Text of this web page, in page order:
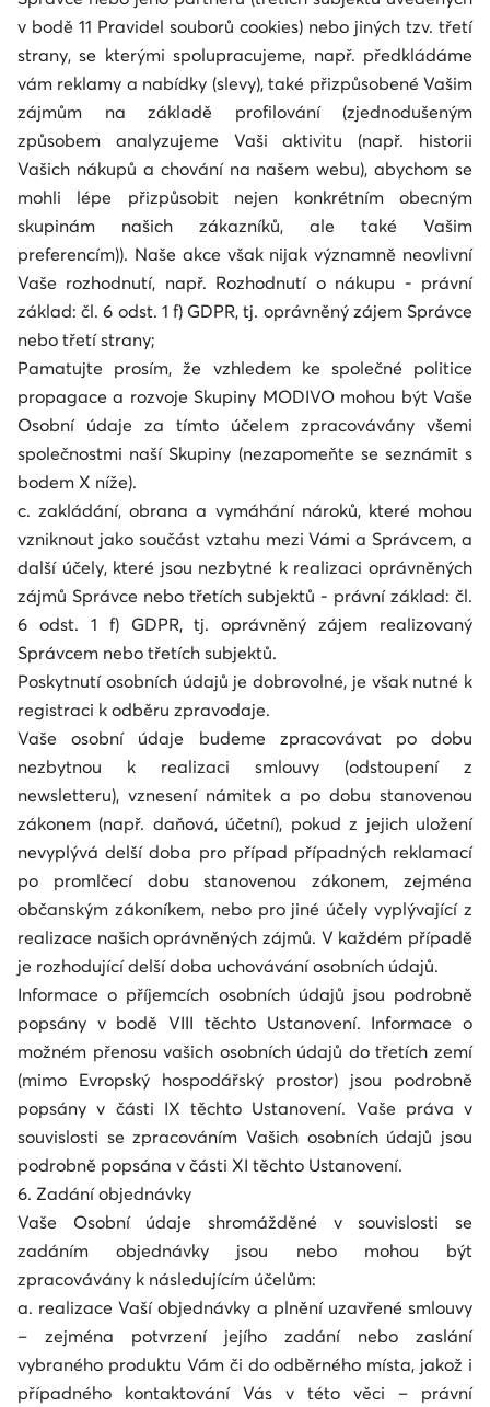
v bodě 11 Pravidel souborů cookies) nebo jiných tzv. třetí
strany, se kterými spolupracujeme, např. předkládáme
vám reklamy a nabídky (slevy), také přizpůsobené Vašim
zájmům na základě profilování (zjednodušeným
způsobem analyzujeme Vaši aktivitu (např. historii
Vašich nákupů a chování na našem webu), abychom se
mohli lépe přizpůsobit nejen konkrétním obecným
skupinám našich zákazníků, ale také Vašim
preferencím)). Naše akce však nijak významně neovlivní
Vaše rozhodnutí, např. Rozhodnutí o nákupu - právní
základ: čl. 6 odst. 1 f) GDPR, tj. oprávněný zájem Správce
nebo třetí strany;
Pamatujte prosím, že vzhledem ke společné politice
propagace a rozvoje Skupiny MODIVO mohou být Vaše
Osobní údaje za tímto účelem zpracovávány všemi
společnostmi naší Skupiny (nezapomeňte se seznámit s
bodem X níže).
c. zakládání, obrana a vymáhání nároků, které mohou
vzniknout jako součást vztahu mezi Vámi a Správcem, a
další účely, které jsou nezbytné k realizaci oprávněných
zájmů Správce nebo třetích subjektů - právní základ: čl.
6 odst. 1 f) GDPR, tj. oprávněný zájem realizovaný
Správcem nebo třetích subjektů.
Poskytnutí osobních údajů je dobrovolné, je však nutné k
registraci k odběru zpravodaje.
Vaše osobní údaje budeme zpracovávat po dobu
nezbytnou k realizaci smlouvy (odstoupení z
newsletteru), vznesení námitek a po dobu stanovenou
zákonem (např. daňová, účetní), pokud z jejich uložení
nevyplývá delší doba pro případ případných reklamací
po promlčecí dobu stanovenou zákonem, zejména
občanským zákoníkem, nebo pro jiné účely vyplývající z
realizace našich oprávněných zájmů. V každém případě
je rozhodující delší doba uchovávání osobních údajů.
Informace o příjemcích osobních údajů jsou podrobně
popsány v bodě VIII těchto Ustanovení. Informace o
možném přenosu vašich osobních údajů do třetích zemí
(mimo Evropský hospodářský prostor) jsou podrobně
popsány v části IX těchto Ustanovení. Vaše práva v
souvislosti se zpracováním Vašich osobních údajů jsou
podrobně popsána v části XI těchto Ustanovení.
6. Zadání objednávky
Vaše Osobní údaje shromážděné v souvislosti se
zadáním objednávky jsou nebo mohou být
zpracovávány k následujícím účelům:
a. realizace Vaší objednávky a plnění uzavřené smlouvy
– zejména potvrzení jejího zadání nebo zaslání
vybraného produktu Vám či do odběrného místa, jakož i
případného kontaktování Vás v této věci – právní